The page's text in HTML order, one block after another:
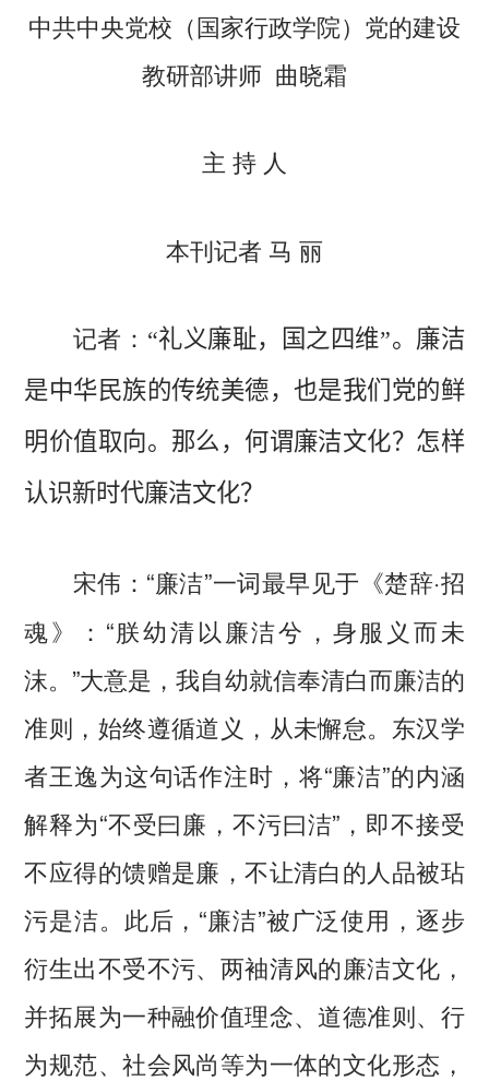
中共中央党校（国家行政学院）党的建设
教研部讲师 曲晓霜
主 持 人
本刊记者 马 丽
记者： “礼义廉耻，国之四维”。廉洁
是中华民族的传统美德，也是我们党的鲜
明价值取向。那么，何谓廉洁文化？怎样
认识新时代廉洁文化？
宋伟： “廉洁”一词最早见于《楚辞·招
魂》：“朕幼清以廉洁兮，身服义而未
沫。”大意是，我自幼就信奉清白而廉洁的
准则，始终遵循道义，从未懈怠。东汉学
者王逸为这句话作注时，将“廉洁”的内涵
解释为“不受曰廉，不污曰洁”，即不接受
不应得的馈赠是廉，不让清白的人品被玷
污是洁。此后，“廉洁”被广泛使用，逐步
衍生出不受不污、两袖清风的廉洁文化，
并拓展为一种融价值理念、道德准则、行
为规范、社会风尚等为一体的文化形态，